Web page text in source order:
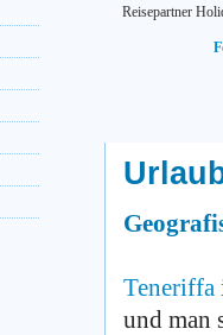
Reisepartner
Teneriffa
und man